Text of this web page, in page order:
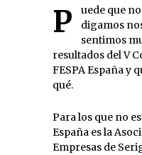
Puede que no esté muy bien que lo
digamos
sentimos
resultados del V
FESPA España y
qué.
Para los que no
España es la
Empresas de